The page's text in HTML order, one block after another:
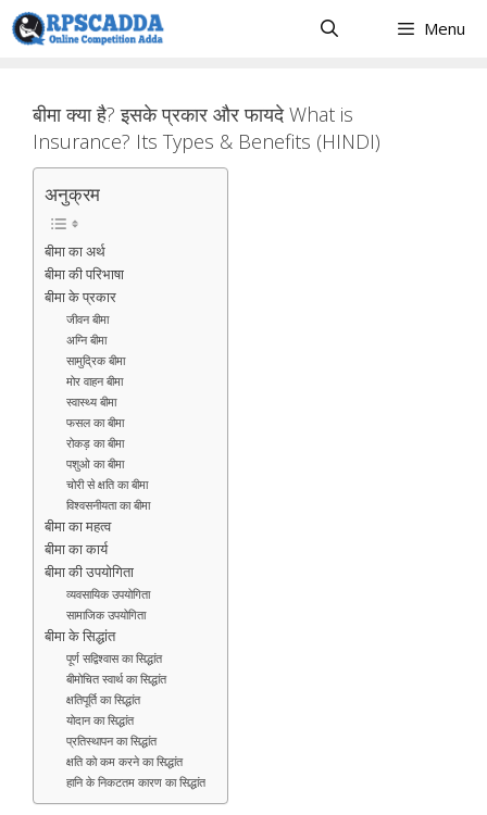
Skip
to
Menu
बीमा क्या है? इसके प्रकार और फायदे What is
Insurance? Its Types & Benefits (HINDI)
अनुक्रम
बीमा का अर्थ
बीमा की परिभाषा
बीमा के प्रकार
जीवन बीमा
अग्नि बीमा
सामुद्रिक बीमा
मोर वाहन बीमा
स्वास्थ्य बीमा
फसल का बीमा
रोकड़ का बीमा
पशुओ का बीमा
चोरी से क्षति का बीमा
विश्वसनीयता का बीमा
बीमा का महत्व
बीमा का कार्य
बीमा की उपयोगिता
व्यवसायिक उपयोगिता
सामाजिक उपयोगिता
बीमा के सिद्धांत
पूर्ण सद्विश्वास का सिद्धांत
बीमोचित स्वार्थ का सिद्धांत
क्षतिपूर्ति का सिद्धांत
योदान का सिद्धांत
प्रतिस्थापन का सिद्धांत
क्षति को कम करने का सिद्धांत
हानि के निकटतम कारण का सिद्धांत